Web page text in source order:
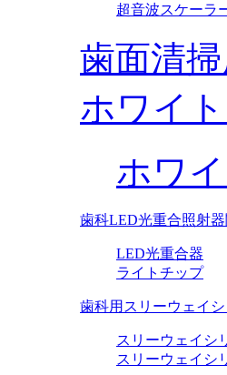
超音波スケーラ
歯面清
ホワイ
ホワ
歯科LED光重合照射
LED光重合器
ライトチップ
歯科用スリーウェイ
スリーウェイシ
スリーウェイシ